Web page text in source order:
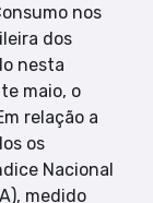
nos
dos
nesta
maio, o
relação a
os
Nacional
medido